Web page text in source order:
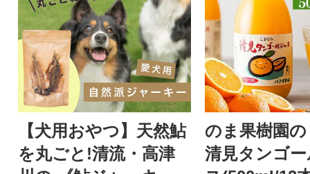
【犬用おやつ】天然鮎
を丸ごと!清流・高津
のま果樹園
清見タンゴ